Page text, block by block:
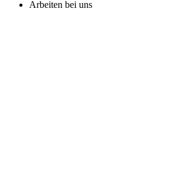
Arbeiten bei uns